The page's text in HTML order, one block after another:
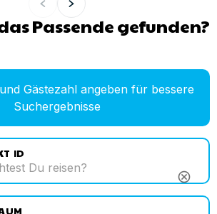
Passende gefunden?
Gästezahl angeben für bessere
Suchergebnisse
ID
cancel